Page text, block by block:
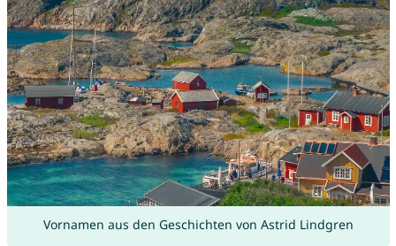
Vornamen aus den Geschichten von Astrid Lindgren